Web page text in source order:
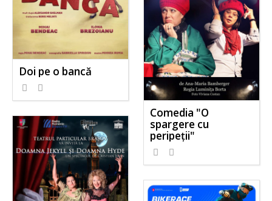
Doi pe o bancă
Comedia "O
spargere cu
peripeții"